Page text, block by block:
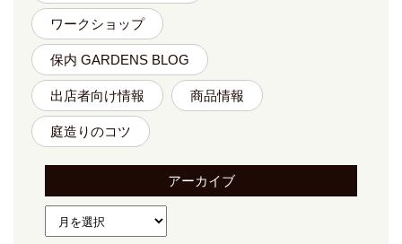
ワークショップ
保内 GARDENS BLOG
出店者向け情報 商品情報
庭造りのコツ
アーカイブ